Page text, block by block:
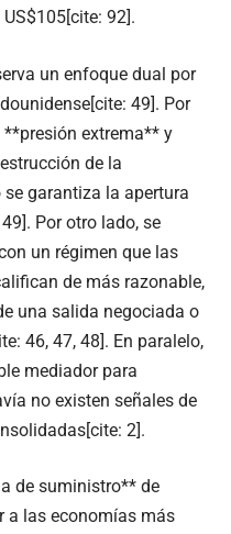
92].
un enfoque dual por
49]. Por
extrema** y
de la
garantiza la apertura
Por otro lado, se
un régimen que las
de más razonable,
una salida negociada o
46, 47, 48]. En paralelo,
mediador para
no existen señales de
2].
de suministro** de
a las economías más